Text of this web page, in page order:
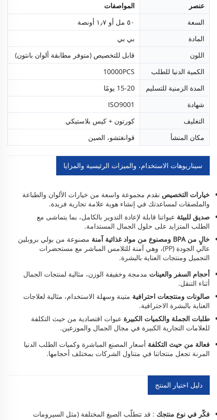
عنصر
المواصفات
السعة
٥٠ مل أو ١٫٧ أونصة
المادة
بي بي
اللون
قابل للتخصيص (متوفر مطابقة ألوان بانتون)
الكمية الدنيا للطلب
10000PCS
المدة الزمنية للتسليم
15-20 يومًا
شهادة
ISO9001
التغليف
كورتون + كيس بلاستيكي
مكان المنشأ
قوانغتشو، الصين
سيناريوهات الاستخدام، والميزات الرئيسية والمزايا
خيارات التخصيص نقدم مجموعة واسعة من خيارات الألوان والطباعة
والملصقات لمساعدتك في إنشاء هوية علامة تجارية فريدة.
صديق للبيئة عبواتنا قابلة لإعادة التدوير بالكامل، بما يتماشى مع
الطلب المتزايد على حلول الجمال المستدامة.
خالٍ من BPA ومصنوع من مواد غذائية آمنة
مصنوعة من بولي بروبلين
عالي الجودة (PP)، وهي آمنة للتلامس المباشر مع مستحضرات
التجميل ومنتجات العناية بالبشرة.
أحجام السفر والعينات مدمجة وخفيفة الوزن، مثالية لمنتجات الجمال
أثناء التنقل.
صالونات ومنتجعات احترافية متينة وسهلة الاستخدام، مثالية لعلاجات
العناية بالبشرة الاحترافية.
طلبات الجملة والكميات الكبيرة عبوات اقتصادية من حيث التكلفة
للعلامات التجارية الكبيرة في مجال الجمال والموزعين.
فعالة من حيث التكلفة أسعار المصنع المباشرة وكميات الطلب الدنيا
المرنة تجعل منتجاتنا في متناول الشركات بمختلف أحجامها.
دليل اختيار المنتج
فكّر في نوع منتجك : قد تتطلّب الصيغ المختلفة (مثل السيرومات